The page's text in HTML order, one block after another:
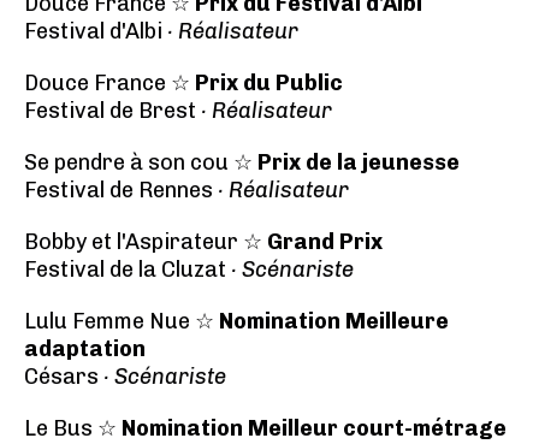
Festival d'Albi · Réalisateur
Douce France ☆ Prix du Public
Festival de Brest · Réalisateur
Se pendre à son cou ☆ Prix de la jeunesse
Festival de Rennes · Réalisateur
Bobby et l'Aspirateur ☆ Grand Prix
Festival de la Cluzat · Scénariste
Lulu Femme Nue ☆ Nomination Meilleure
adaptation
Césars · Scénariste
Le Bus ☆ Nomination Meilleur court-métrage